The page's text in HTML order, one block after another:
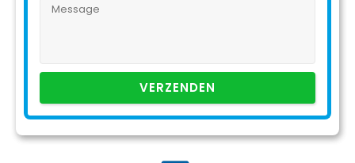
VERZENDEN